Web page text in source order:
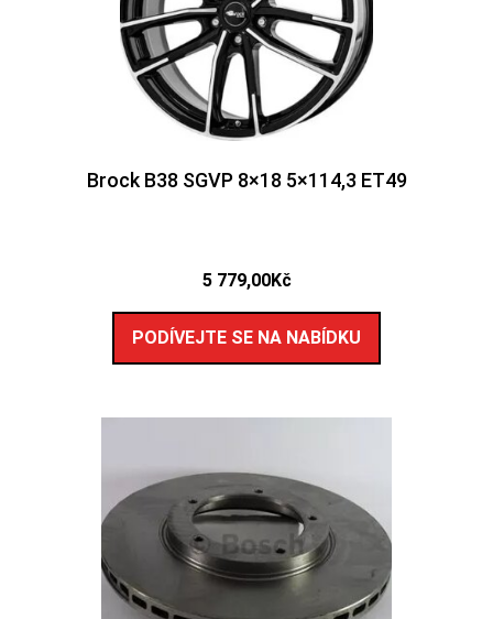
Brock B38 SGVP 8×18 5×114,3 ET49
5 779,00Kč
PODÍVEJTE SE NA NABÍDKU